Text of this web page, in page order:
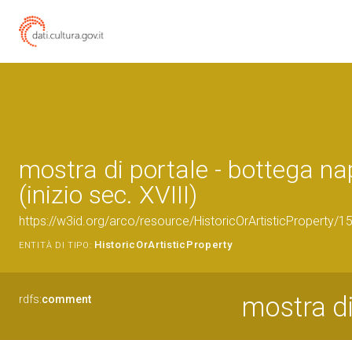
mostra di portale - bottega
(inizio sec. XVIII)
https://w3id.org/arco/resource/HistoricOrArtisticProperty/
ENTITÀ DI TIPO: HistoricOrArtisticProperty
rdfs:comment mostra